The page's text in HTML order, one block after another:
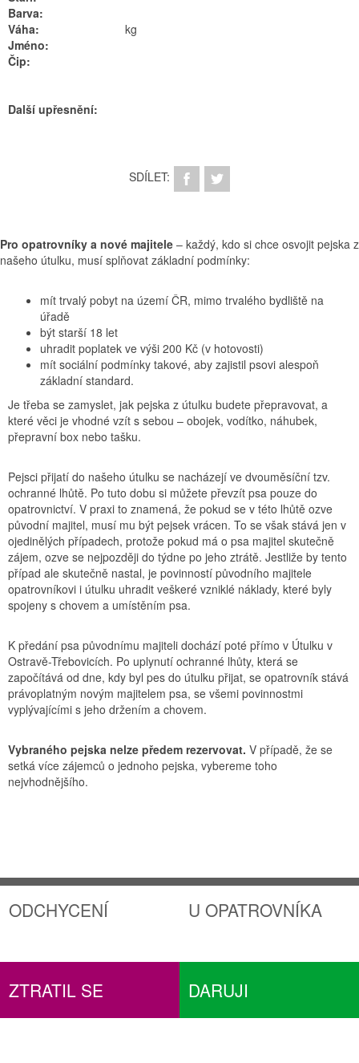
Barva:
Váha:
kg
Jméno:
Čip:
Další upřesnění:
SDÍLET:
Pro opatrovníky a nové majitele – každý, kdo si chce osvojit pejska z
našeho útulku, musí splňovat základní podmínky:
mít trvalý pobyt na území ČR, mimo trvalého bydliště na
úřadě
být starší 18 let
uhradit poplatek ve výši 200 Kč (v hotovosti)
mít sociální podmínky takové, aby zajistil psovi alespoň
základní standard.
Je třeba se zamyslet, jak pejska z útulku budete přepravovat, a
které věci je vhodné vzít s sebou – obojek, vodítko, náhubek,
přepravní box nebo tašku.
Pejsci přijatí do našeho útulku se nacházejí ve dvouměsíční tzv.
ochranné lhůtě. Po tuto dobu si můžete převzít psa pouze do
opatrovnictví. V praxi to znamená, že pokud se v této lhůtě ozve
původní majitel, musí mu být pejsek vrácen. To se však stává jen v
ojedinělých případech, protože pokud má o psa majitel skutečně
zájem, ozve se nejpozději do týdne po jeho ztrátě. Jestliže by tento
případ ale skutečně nastal, je povinností původního majitele
opatrovníkovi i útulku uhradit veškeré vzniklé náklady, které byly
spojeny s chovem a umístěním psa.
K předání psa původnímu majiteli dochází poté přímo v Útulku v
Ostravě-Třebovicích. Po uplynutí ochranné lhůty, která se
započítává od dne, kdy byl pes do útulku přijat, se opatrovník stává
právoplatným novým majitelem psa, se všemi povinnostmi
vyplývajícími s jeho držením a chovem.
Vybraného pejska nelze předem rezervovat. V případě, že se
setká více zájemců o jednoho pejska, vybereme toho
nejvhodnějšího.
ODCHYCENÍ U OPATROVNÍKA
ZTRATIL SE DARUJI